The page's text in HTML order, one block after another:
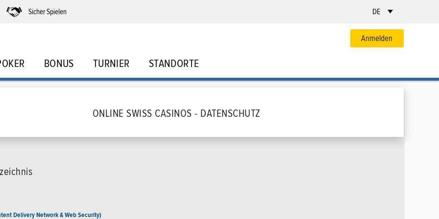
Sicher Spielen DE
Anmelden
BONUS TURNIER STANDORTE
ONLINE SWISS CASINOS - DATENSCHUTZ
Delivery Network & Web Security)